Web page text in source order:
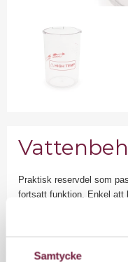
Samtycke
Praktisk reservdel som
fortsatt funktion. Enkel att